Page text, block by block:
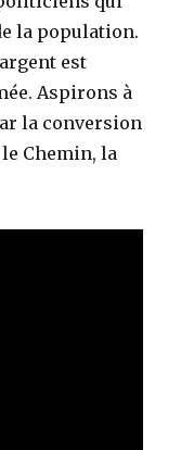
la population.
est
Aspirons à
la conversion
Chemin, la